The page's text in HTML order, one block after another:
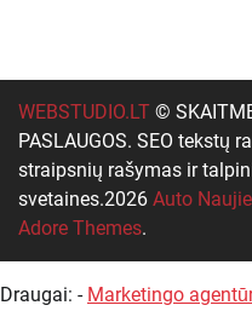
WEBSTUDIO.LT ©
PASLAUGOS. SEO tekstų
straipsnių rašymas ir
svetaines.2026 Auto
Adore Themes.
Draugai: - Marketingo